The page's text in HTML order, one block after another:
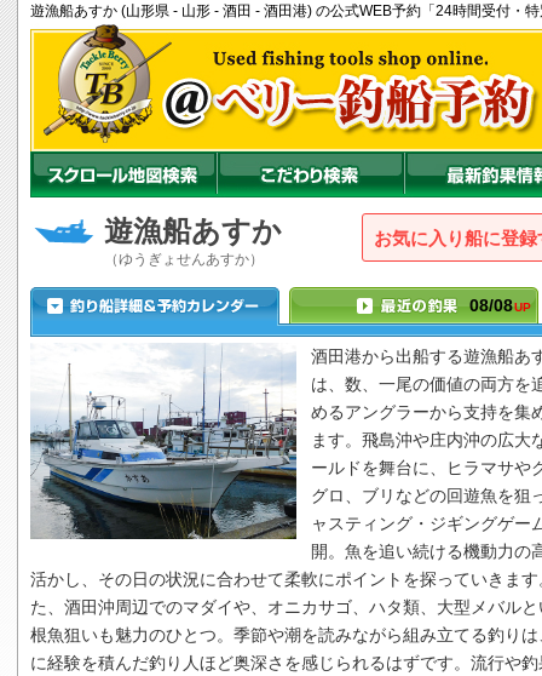
遊漁船あすか (山形県 - 山形 - 酒田 - 酒田港) の公式WEB予約「24時間受付・
遊漁船あすか
（ゆうぎょせんあすか）
お気に入り船に登録
08/08UP
酒田港から出船する遊漁船あ
は、数、一尾の価値の両方を
めるアングラーから支持を集
ます。飛島沖や庄内沖の広大
ールドを舞台に、ヒラマサや
グロ、ブリなどの回遊魚を狙
ャスティング・ジギングゲー
開。魚を追い続ける機動力の
活かし、その日の状況に合わせて柔軟にポイントを探っていきます
た、酒田沖周辺でのマダイや、オニカサゴ、ハタ類、大型メバル
根魚狙いも魅力のひとつ。季節や潮を読みながら組み立てる釣り
に経験を積んだ釣り人ほど奥深さを感じられるはずです。流行や